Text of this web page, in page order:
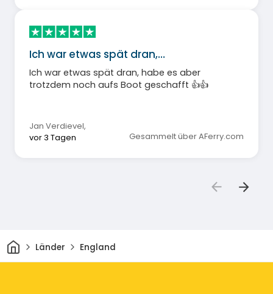
Ich war etwas spät dran,…
Ich war etwas spät dran, habe es aber
trotzdem noch aufs Boot geschafft 👍👍
Jan Verdievel,
vor 3 Tagen
Gesammelt über AFerry.com
HeimLänder England